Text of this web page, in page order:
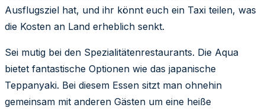
Ausflugsziel hat, und ihr könnt euch ein Taxi teilen, was
die Kosten an Land erheblich senkt.
Sei mutig bei den Spezialitätenrestaurants. Die Aqua
bietet fantastische Optionen wie das japanische
Teppanyaki. Bei diesem Essen sitzt man ohnehin
gemeinsam mit anderen Gästen um eine heiße